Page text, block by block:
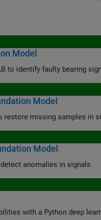
Model
to identify faulty bearing
Model
Coexecute a PyTorch time-series
Model
Coexecute a PyTorch time-series foundation model in Signal Labeler to detect anomalies in signals.
with a Python deep